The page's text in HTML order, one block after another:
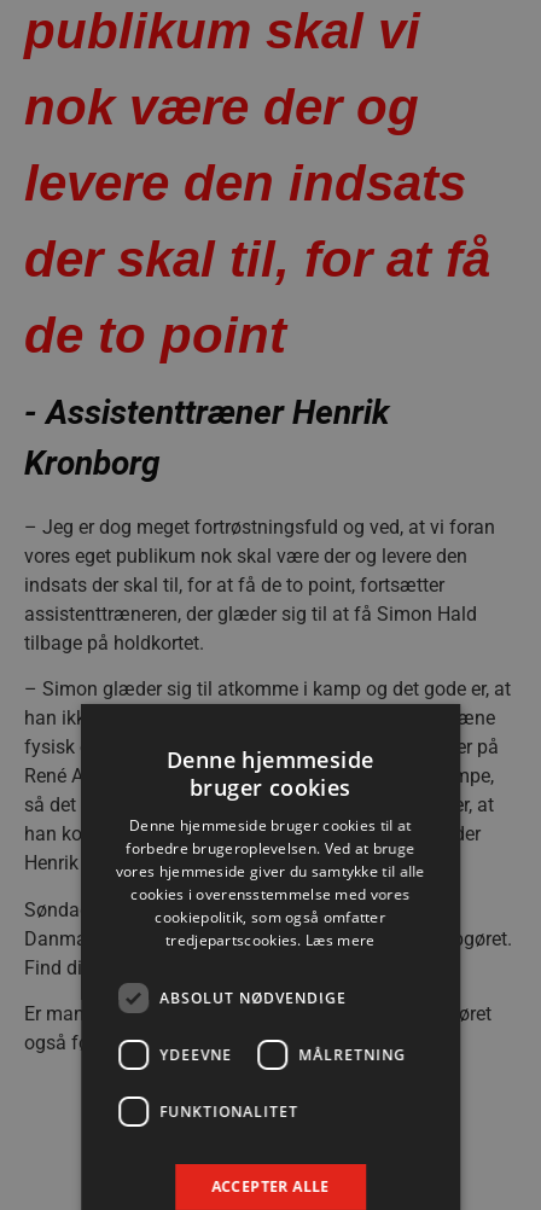
publikum skal vi
nok være der og
levere den indsats
der skal til, for at få
de to point
- Assistenttræner Henrik
Kronborg
– Jeg er dog meget fortrøstningsfuld og ved, at vi foran
vores eget publikum nok skal være der og levere den
indsats der skal til, for at få de to point, fortsætter
assistenttræneren, der glæder sig til at få Simon Hald
tilbage på holdkortet.
– Simon glæder sig til atkomme i kamp og det gode er, at
han ikke har været skadet som, så han har kunne træne
fysisk og holde sig i form. Vi har trukket store veksler på
René Antonsen og Vetle Rønningen i de seneste kampe,
så det bliver rart at få ham med igen og jeg forventer, at
han kommer med en masse energi og power, afrunder
Henrik Kronborg.
Søndagens kamp spilles kl. 19.00 i Sparekassen
Danmark Arena og der er endnu ledige billetter til opgøret.
Find dine pladser her.
Er man forhindret i at se kampen i arenaen kan opgøret
også følges direkte på TV2 Sport.
Denne hjemmeside
bruger cookies
Denne hjemmeside bruger cookies til at
forbedre brugeroplevelsen. Ved at bruge
vores hjemmeside giver du samtykke til alle
cookies i overensstemmelse med vores
cookiepolitik, som også omfatter
tredjepartscookies. Læs mere
ABSOLUT NØDVENDIGE
YDEEVNE MÅLRETNING
FUNKTIONALITET
ACCEPTER ALLE